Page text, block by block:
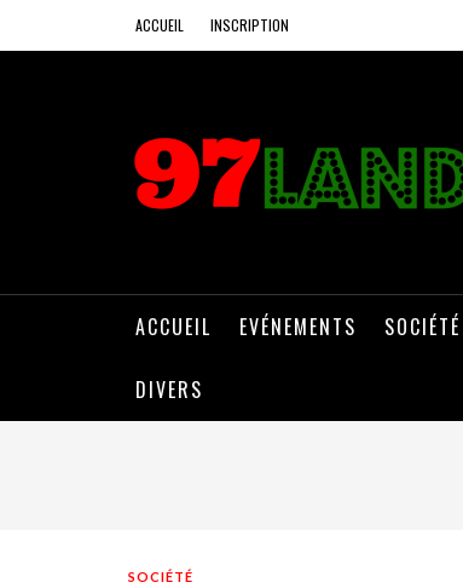
ACCUEIL INSCRIPTION
ACCUEIL EVÉNEMENTS SOCIÉTÉ
DIVERS
SOCIÉTÉ